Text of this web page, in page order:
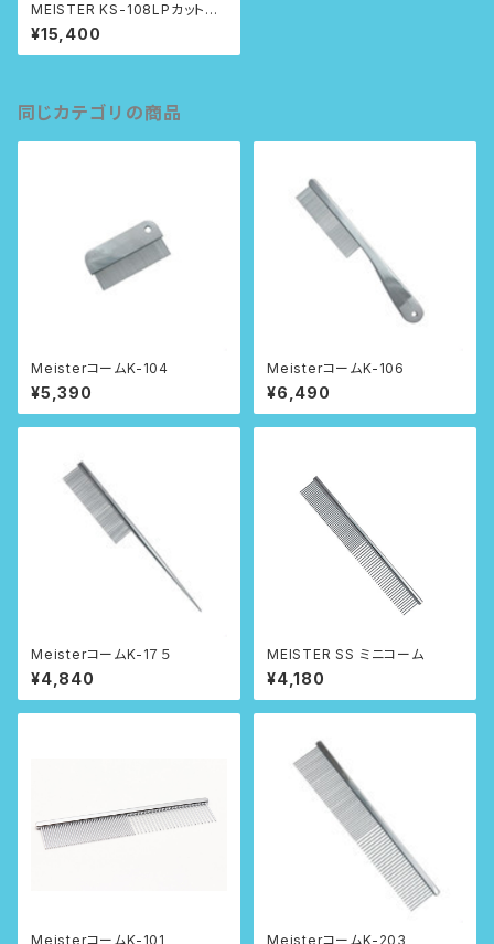
MEISTER KS-108LPカット専
用コーム
¥15,400
同じカテゴリの商品
MeisterコームK-104
¥5,390
MeisterコームK-106
¥6,490
MeisterコームK-1７５
¥4,840
MEISTER SS ミニコーム
¥4,180
MeisterコームK-101 MeisterコームK-203